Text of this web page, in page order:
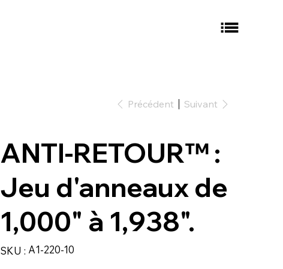
Précédent Suivant
ANTI-RETOUR™ :
Jeu d'anneaux de
1,000" à 1,938".
SKU :
SKU
A1-
A1-220-10